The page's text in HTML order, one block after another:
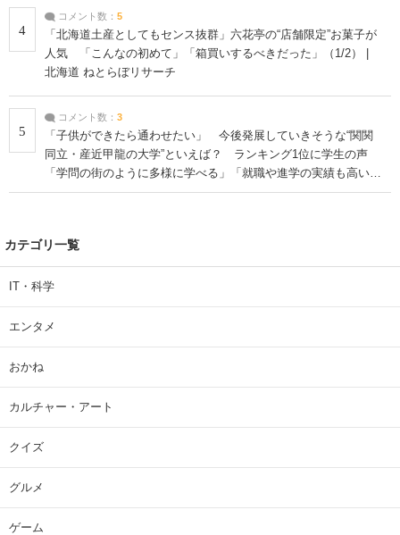
4
コメント数： 5
「北海道土産としてもセンス抜群」六花亭の“店舗限定”お菓子が
人気 「こんなの初めて」「箱買いするべきだった」（1/2） |
北海道 ねとらぼリサーチ
5
コメント数： 3
「子供ができたら通わせたい」 今後発展していきそうな“関関
同立・産近甲龍の大学”といえば？ ランキング1位に学生の声
「学問の街のように多様に学べる」「就職や進学の実績も高い」
| 大学 ねとらぼリサーチ
カテゴリ一覧
IT・科学
エンタメ
おかね
カルチャー・アート
クイズ
グルメ
ゲーム